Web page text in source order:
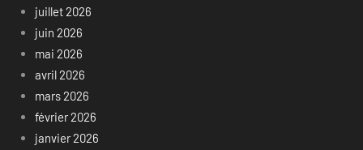
juillet 2026
juin 2026
mai 2026
avril 2026
mars 2026
février 2026
janvier 2026